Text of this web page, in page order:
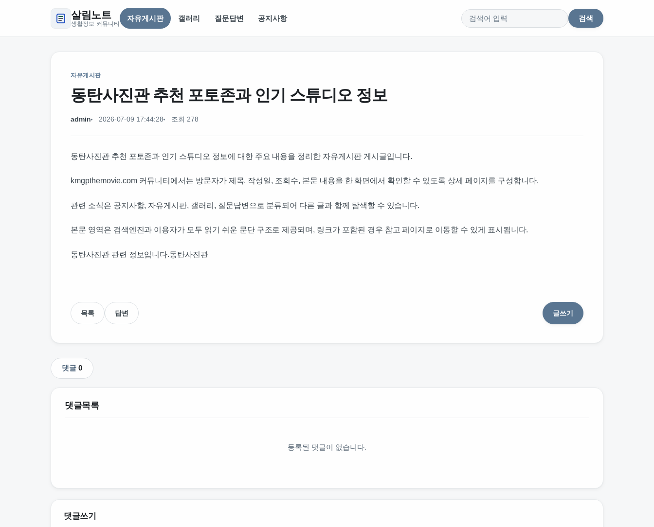
살림노트
생활정보 커뮤니티
자유게시판 갤러리 질문답변 공지사항
검색어
검색
자유게시판
동탄사진관 추천 포토존과 인기 스튜디오 정보
admin 2026-07-09 17:44:28 조회 278
동탄사진관 추천 포토존과 인기 스튜디오 정보에 대한 주요 내용을 정리한 자유게시판 게시글입니다.
kmgpthemovie.com 커뮤니티에서는 방문자가 제목, 작성일, 조회수, 본문 내용을 한 화면에서 확인할 수 있도록 상세 페이지를 구성합니다.
관련 소식은 공지사항, 자유게시판, 갤러리, 질문답변으로 분류되어 다른 글과 함께 탐색할 수 있습니다.
본문 영역은 검색엔진과 이용자가 모두 읽기 쉬운 문단 구조로 제공되며, 링크가 포함된 경우 참고 페이지로 이동할 수 있게 표시됩니다.
동탄사진관 관련 정보입니다.동탄사진관
목록 답변 글쓰기
댓글 0
댓글목록
등록된 댓글이 없습니다.
댓글쓰기